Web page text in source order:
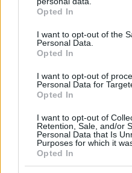
grant or deny consent to
use your data for below
consent section.
Opted In
I want to opt-out of the
Personal Data.
Opted In
I want to opt-out of
Personal Data for
Opted In
I want to opt-out of
Retention, Sale, and/or
Personal Data that Is
Purposes for which it
Opted In
Cut The Rope
ΔΕΙΤΕ ΟΛΑ ΤΑ GAMES
Best of Network